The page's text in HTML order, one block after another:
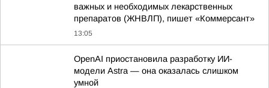
важных и необходимых лекарственных
препаратов (ЖНВЛП), пишет «Коммерсант»
13:05
OpenAI приостановила разработку ИИ-
модели Astra — она оказалась слишком
умной